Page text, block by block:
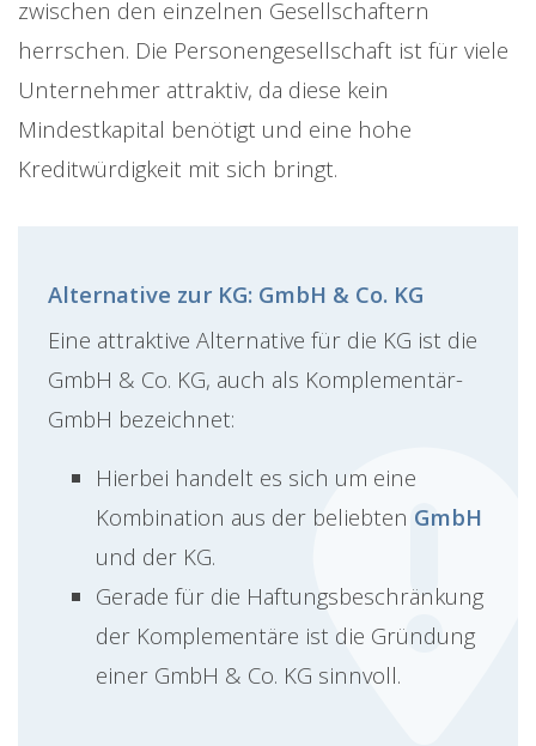
zwischen den einzelnen Gesellschaftern
herrschen. Die Personengesellschaft ist für viele
Unternehmer attraktiv, da diese kein
Mindestkapital benötigt und eine hohe
Kreditwürdigkeit mit sich bringt.
Alternative zur KG: GmbH & Co. KG
Eine attraktive Alternative für die KG ist die
GmbH & Co. KG, auch als Komplementär-
GmbH bezeichnet:
Hierbei handelt es sich um eine
Kombination aus der beliebten GmbH
und der KG.
Gerade für die Haftungsbeschränkung
der Komplementäre ist die Gründung
einer GmbH & Co. KG sinnvoll.